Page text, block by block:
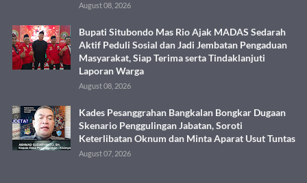
August 08, 2026
Bupati Situbondo Mas Rio Ajak MADAS Sedarah
Aktif Peduli Sosial dan Jadi Jembatan Pengaduan
Masyarakat, Siap Terima serta Tindaklanjuti
Laporan Warga
August 08, 2026
Kades Pesanggrahan Bangkalan Bongkar Dugaan
Skenario Penggulingan Jabatan, Soroti
Keterlibatan Oknum dan Minta Aparat Usut Tuntas
August 07, 2026